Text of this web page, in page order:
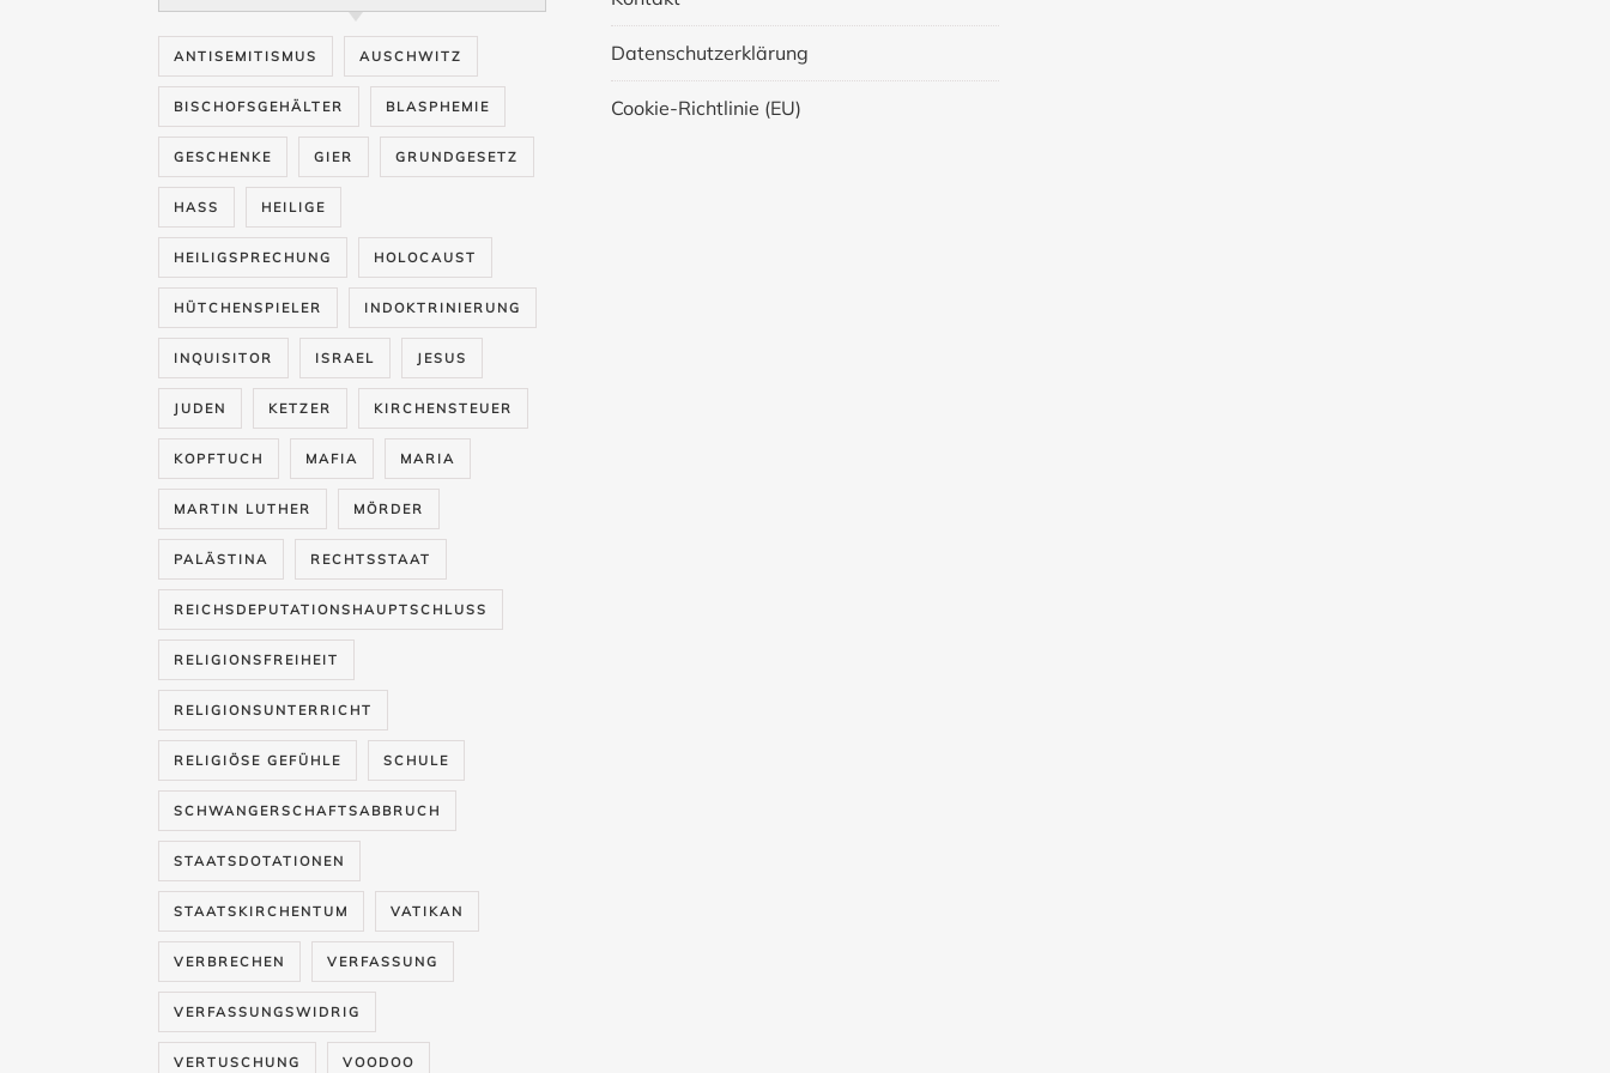
ANTISEMITISMUS AUSCHWITZ
BISCHOFSGEHÄLTER BLASPHEMIE
GESCHENKE GIER GRUNDGESETZ
HASS HEILIGE
HEILIGSPRECHUNG HOLOCAUST
HÜTCHENSPIELER INDOKTRINIERUNG
INQUISITOR ISRAEL JESUS
JUDEN KETZER KIRCHENSTEUER
KOPFTUCH MAFIA MARIA
MARTIN LUTHER MÖRDER
PALÄSTINA RECHTSSTAAT
REICHSDEPUTATIONSHAUPTSCHLUSS
RELIGIONSFREIHEIT
RELIGIONSUNTERRICHT
RELIGIÖSE GEFÜHLE SCHULE
SCHWANGERSCHAFTSABBRUCH
STAATSDOTATIONEN
STAATSKIRCHENTUM VATIKAN
VERBRECHEN VERFASSUNG
VERFASSUNGSWIDRIG
VERTUSCHUNG VOODOO
Datenschutzerklärung
Cookie-Richtlinie (EU)